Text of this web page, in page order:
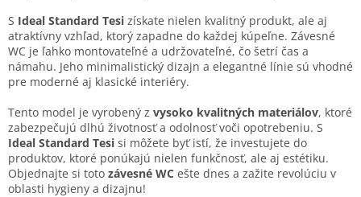
r
v
k
y
v
ý
p
i
s
u
S Ideal Standard Tesi získate nielen kvalitný produkt, ale aj
atraktívny vzhľad, ktorý zapadne do každej kúpeľne. Závesné
WC je ľahko montovateľné a udržovateľné, čo šetrí čas a
námahu. Jeho minimalistický dizajn a elegantné línie sú vhodné
pre moderné aj klasické interiéry.
Tento model je vyrobený z vysoko kvalitných materiálov, ktoré
zabezpečujú dlhú životnosť a odolnosť voči opotrebeniu. S
Ideal Standard Tesi si môžete byť istí, že investujete do
produktov, ktoré ponúkajú nielen funkčnosť, ale aj estétiku.
Objednajte si toto závesné WC ešte dnes a zažite revolúciu v
oblasti hygieny a dizajnu!